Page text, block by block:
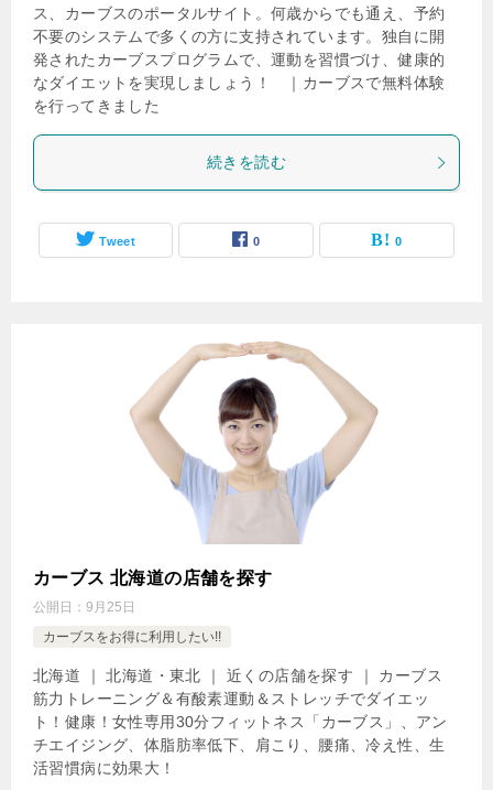
ス、カーブスのポータルサイト。何歳からでも通え、予約
不要のシステムで多くの方に支持されています。独自に開
発されたカーブスプログラムで、運動を習慣づけ、健康的
なダイエットを実現しましょう！ ｜カーブスで無料体験
を行ってきました
続きを読む
Tweet 0 0
カーブス 北海道の店舗を探す
公開日： 9月25日
カーブスをお得に利用したい!!
北海道 ｜ 北海道・東北 ｜ 近くの店舗を探す ｜ カーブス
筋力トレーニング＆有酸素運動＆ストレッチでダイエッ
ト！健康！女性専用30分フィットネス「カーブス」、アン
チエイジング、体脂肪率低下、肩こり、腰痛、冷え性、生
活習慣病に効果大！